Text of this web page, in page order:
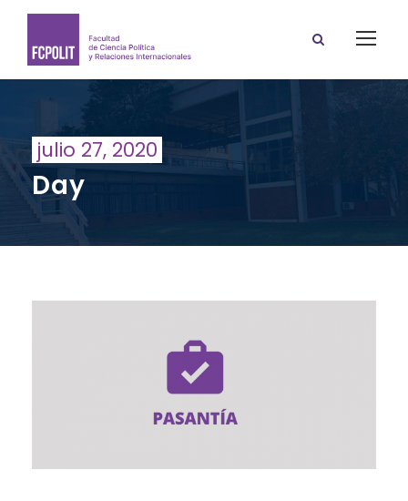
julio 27, 2020
Day